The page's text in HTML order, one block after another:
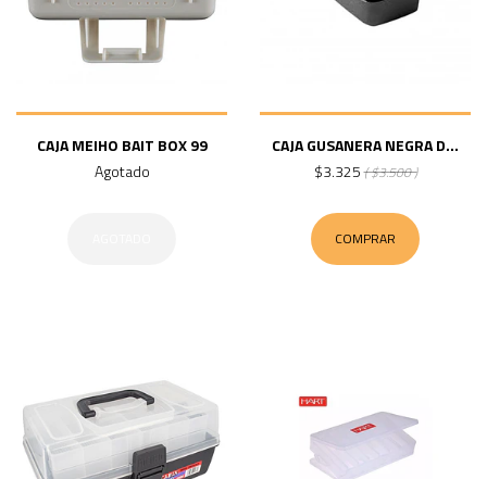
CAJA MEIHO BAIT BOX 99
Agotado
CAJA GUSANERA NEGRA D...
$3.325( $3.500 )
COMPRAR